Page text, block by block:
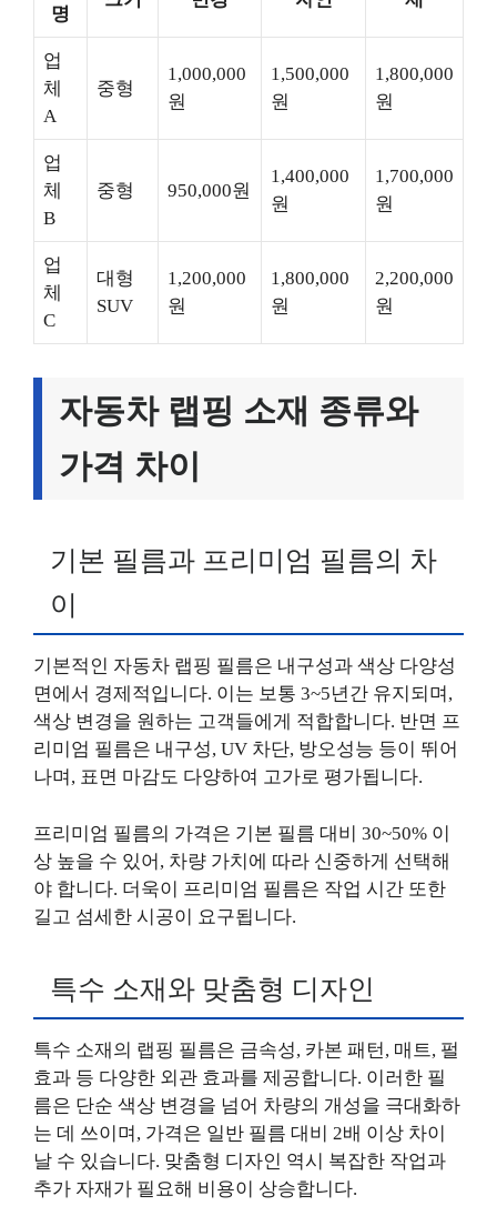
명
업
체
A
중형
1,000,000
원
1,500,000
원
1,800,000
원
업
체
B
중형 950,000원
1,400,000
원
1,700,000
원
업
체
C
대형
SUV
1,200,000
원
1,800,000
원
2,200,000
원
자동차 랩핑 소재 종류와
가격 차이
기본 필름과 프리미엄 필름의 차
이
기본적인 자동차 랩핑 필름은 내구성과 색상 다양성
면에서 경제적입니다. 이는 보통 3~5년간 유지되며,
색상 변경을 원하는 고객들에게 적합합니다. 반면 프
리미엄 필름은 내구성, UV 차단, 방오성능 등이 뛰어
나며, 표면 마감도 다양하여 고가로 평가됩니다.
프리미엄 필름의 가격은 기본 필름 대비 30~50% 이
상 높을 수 있어, 차량 가치에 따라 신중하게 선택해
야 합니다. 더욱이 프리미엄 필름은 작업 시간 또한
길고 섬세한 시공이 요구됩니다.
특수 소재와 맞춤형 디자인
특수 소재의 랩핑 필름은 금속성, 카본 패턴, 매트, 펄
효과 등 다양한 외관 효과를 제공합니다. 이러한 필
름은 단순 색상 변경을 넘어 차량의 개성을 극대화하
는 데 쓰이며, 가격은 일반 필름 대비 2배 이상 차이
날 수 있습니다. 맞춤형 디자인 역시 복잡한 작업과
추가 자재가 필요해 비용이 상승합니다.